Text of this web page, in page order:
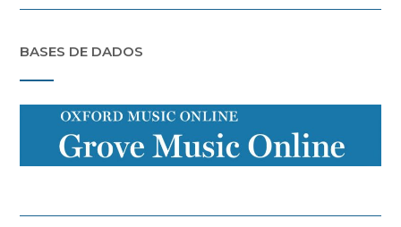
BASES DE DADOS